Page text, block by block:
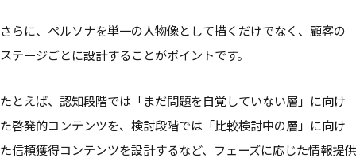
さらに、ペルソナを単一の人物像として描くだけでなく、顧客の
ステージごとに設計することがポイントです。
たとえば、認知段階では「まだ問題を自覚していない層」に向け
た啓発的コンテンツを、検討段階では「比較検討中の層」に向け
た信頼獲得コンテンツを設計するなど、フェーズに応じた情報提供